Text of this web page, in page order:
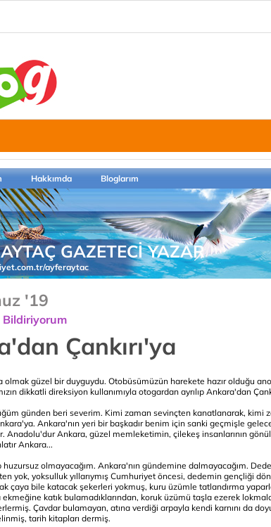
Hakkımda Bloglarım
GAZETECİ YAZAR
ayferaytac
'19
Bildiriyorum
Çankırı'ya
olmak güzel bir duyguydu. Otobüsümüzün harekete hazır olduğu
dikkatli direksiyon kullanımıyla otogardan ayrılıp Ankara'dan
günden beri severim. Kimi zaman sevinçten kanatlanarak, kimi
Ankara'nın yeri bir başkadır benim için sanki geçmişle
Anadolu'dur Ankara, güzel memleketimin, çilekeş insanlarının gönül
Ankara...
olmayacağım. Ankara'nın gündemine dalmayacağım.
yok, yoksulluk yıllarıymış Cumhuriyet öncesi, dedemin gençliği
çaya bile katacak şekerleri yokmuş, kuru üzümle tatlandırma
ekmeğine katık bulamadıklarından, koruk üzümü taşla ezerek
Çavdar bulamayan, atına verdiği arpayla kendi karnını da
tarih kitapları dermiş.